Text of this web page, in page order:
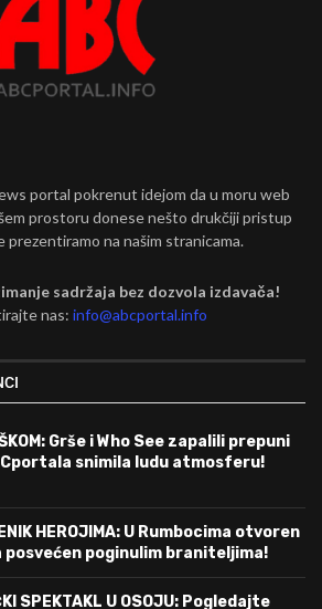
portal pokrenut idejom da u moru web
prostoru donese nešto drukčiji pristup
prezentiramo na našim stranicama.
sadržaja bez dozvola izdavača!
nas:info@abcportal.info
Grše i Who See zapalili prepuni
snimila ludu atmosferu!
HEROJIMA: U Rumbocima otvoren
posvećen poginulim braniteljima!
SPEKTAKL U OSOJU: Pogledajte